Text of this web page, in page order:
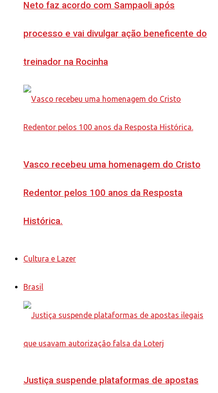
Neto faz acordo com Sampaoli após
processo e vai divulgar ação beneficente do
treinador na Rocinha
Vasco recebeu uma homenagem do Cristo
Redentor pelos 100 anos da Resposta
Histórica.
Cultura e Lazer
Brasil
Justiça suspende plataformas de apostas